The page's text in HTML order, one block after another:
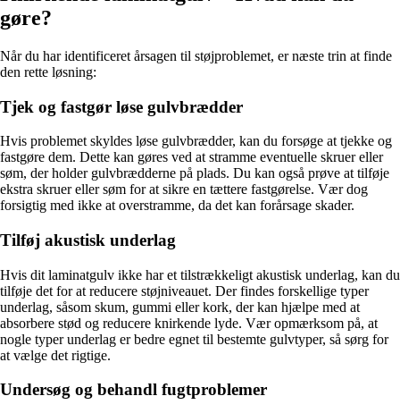
gøre?
Når du har identificeret årsagen til støjproblemet, er næste trin at finde
den rette løsning:
Tjek og fastgør løse gulvbrædder
Hvis problemet skyldes løse gulvbrædder, kan du forsøge at tjekke og
fastgøre dem. Dette kan gøres ved at stramme eventuelle skruer eller
søm, der holder gulvbrædderne på plads. Du kan også prøve at tilføje
ekstra skruer eller søm for at sikre en tættere fastgørelse. Vær dog
forsigtig med ikke at overstramme, da det kan forårsage skader.
Tilføj akustisk underlag
Hvis dit laminatgulv ikke har et tilstrækkeligt akustisk underlag, kan du
tilføje det for at reducere støjniveauet. Der findes forskellige typer
underlag, såsom skum, gummi eller kork, der kan hjælpe med at
absorbere stød og reducere knirkende lyde. Vær opmærksom på, at
nogle typer underlag er bedre egnet til bestemte gulvtyper, så sørg for
at vælge det rigtige.
Undersøg og behandl fugtproblemer